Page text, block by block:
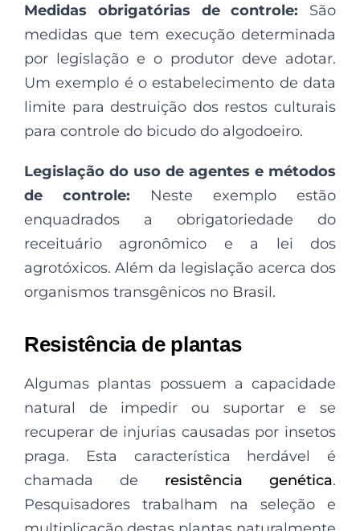
Medidas obrigatórias de controle: São
medidas que tem execução determinada
por legislação e o produtor deve adotar.
Um exemplo é o estabelecimento de data
limite para destruição dos restos culturais
para controle do bicudo do algodoeiro.
Legislação do uso de agentes e métodos
de controle: Neste exemplo estão
enquadrados a obrigatoriedade do
receituário agronômico e a lei dos
agrotóxicos. Além da legislação acerca dos
organismos transgênicos no Brasil.
Resistência de plantas
Algumas plantas possuem a capacidade
natural de impedir ou suportar e se
recuperar de injurias causadas por insetos
praga. Esta característica herdável é
chamada de resistência genética.
Pesquisadores trabalham na seleção e